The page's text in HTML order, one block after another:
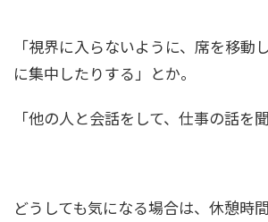
「視界に入らないように、席を移動
に集中したりする」とか。
「他の人と会話をして、仕事の話を
どうしても気になる場合は、休憩時